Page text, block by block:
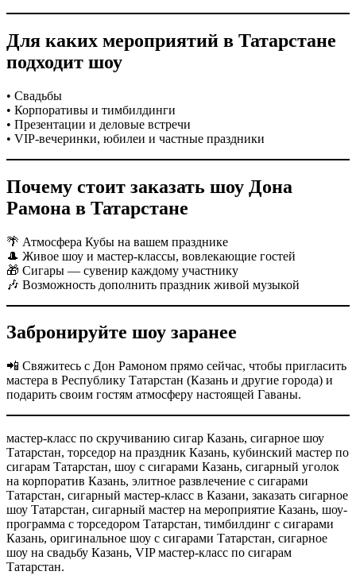
Для каких мероприятий в Татарстане
подходит шоу
• Свадьбы
• Корпоративы и тимбилдинги
• Презентации и деловые встречи
• VIP-вечеринки, юбилеи и частные праздники
Почему стоит заказать шоу Дона
Рамона в Татарстане
🌴 Атмосфера Кубы на вашем празднике
🎩 Живое шоу и мастер-классы, вовлекающие гостей
🎁 Сигары — сувенир каждому участнику
🎶 Возможность дополнить праздник живой музыкой
Забронируйте шоу заранее
📲 Свяжитесь с Дон Рамоном прямо сейчас, чтобы пригласить
мастера в Республику Татарстан (Казань и другие города) и
подарить своим гостям атмосферу настоящей Гаваны.
мастер-класс по скручиванию сигар Казань, сигарное шоу
Татарстан, торседор на праздник Казань, кубинский мастер по
сигарам Татарстан, шоу с сигарами Казань, сигарный уголок
на корпоратив Казань, элитное развлечение с сигарами
Татарстан, сигарный мастер-класс в Казани, заказать сигарное
шоу Татарстан, сигарный мастер на мероприятие Казань, шоу-
программа с торседором Татарстан, тимбилдинг с сигарами
Казань, оригинальное шоу с сигарами Татарстан, сигарное
шоу на свадьбу Казань, VIP мастер-класс по сигарам
Татарстан.